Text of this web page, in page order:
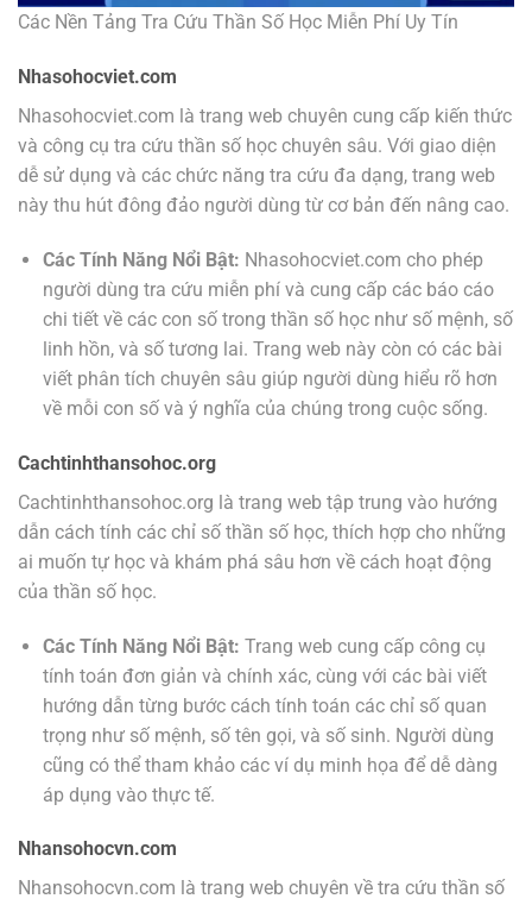
Các Nền Tảng Tra Cứu Thần Số Học Miễn Phí Uy Tín
Nhasohocviet.com
Nhasohocviet.com là trang web chuyên cung cấp kiến thức
và công cụ tra cứu thần số học chuyên sâu. Với giao diện
dễ sử dụng và các chức năng tra cứu đa dạng, trang web
này thu hút đông đảo người dùng từ cơ bản đến nâng cao.
Các Tính Năng Nổi Bật: Nhasohocviet.com cho phép
người dùng tra cứu miễn phí và cung cấp các báo cáo
chi tiết về các con số trong thần số học như số mệnh, số
linh hồn, và số tương lai. Trang web này còn có các bài
viết phân tích chuyên sâu giúp người dùng hiểu rõ hơn
về mỗi con số và ý nghĩa của chúng trong cuộc sống.
Cachtinhthansohoc.org
Cachtinhthansohoc.org là trang web tập trung vào hướng
dẫn cách tính các chỉ số thần số học, thích hợp cho những
ai muốn tự học và khám phá sâu hơn về cách hoạt động
của thần số học.
Các Tính Năng Nổi Bật: Trang web cung cấp công cụ
tính toán đơn giản và chính xác, cùng với các bài viết
hướng dẫn từng bước cách tính toán các chỉ số quan
trọng như số mệnh, số tên gọi, và số sinh. Người dùng
cũng có thể tham khảo các ví dụ minh họa để dễ dàng
áp dụng vào thực tế.
Nhansohocvn.com
Nhansohocvn.com là trang web chuyên về tra cứu thần số